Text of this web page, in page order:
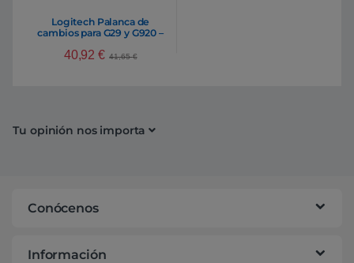
Logitech Palanca de
cambios para G29 y G920 –
40,92€ 41,65€
Tu opinión nos importa
Conócenos
Información